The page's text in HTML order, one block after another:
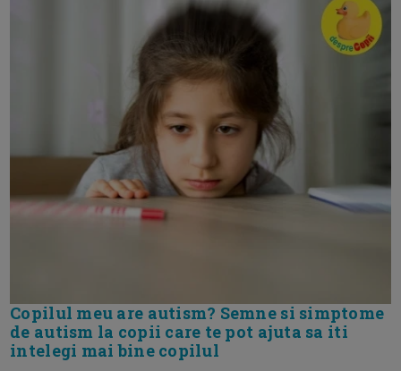
Copilul meu are autism? Semne si simptome
de autism la copii care te pot ajuta sa iti
intelegi mai bine copilul